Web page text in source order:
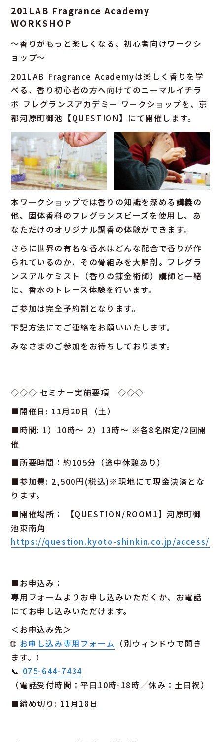
201LAB Fragrance Academy
WORKSHOP
〜香りがもっと楽しくなる、初心者向けワークシ
ョップ〜
201LAB Fragrance Academyは楽しく香りを学
べる、香り初心者の方へ向けてのニーマルイチラ
ボ フレグランスアカデミー ワークショップを、京
都河原町御池【QUESTION】にて開催します。
本ワークショップでは香りの知識を深める講義の
他、固体香料のフレグランスビーズを使用し、あ
なただけのオリジナル調香の体験ができます。
さらに世界の有名な香水はどんな配合で香りが作
られているのか、その骨組みを大解剖。フレグラ
ンスアルケミスト（香りの錬金術師）講師と一緒
に、香水のトレース体験を行います。
ご参加は完全予約制となります。
下記方法にてご連絡をお願いいたします。
みなさまのご参加をお待ちしております。
◇◇◇ セミナー実施要項 ◇◇◇
■開催日: 11月20日（土）
■時間: 1）10時〜 2）13時〜 ※各8名限定/2回開
催
■所要時間：約105分（途中休憩あり）
■参加費: 2,500円(税込)※現地にて現金決済とな
ります。
■開催場所： 【QUESTION/ROOM1】河原町御
池東南角
https://question.kyoto-shinkin.co.jp/access/
■お申込み：
専用フォームよりお申し込みいただくか、お電話
にてお申し込みいただけます。
＜お申込み先＞
🌐 お申し込み専用フォーム （別ウィンドウで開き
ます。）
📞 075-644-7434
（電話受付時間：平日10時-18時／休み：土日祝）
■締め切り: 11月18日